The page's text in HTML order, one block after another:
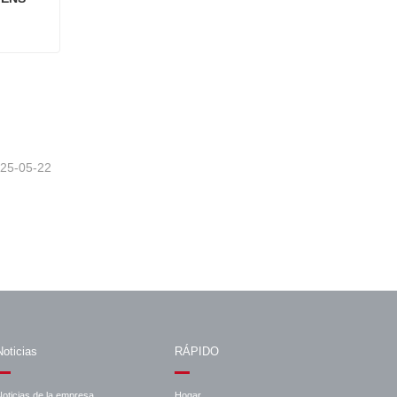
05-22
RÁPIDO